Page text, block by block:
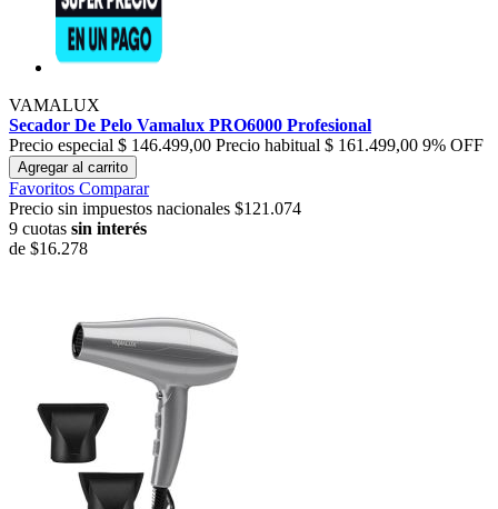
VAMALUX
Secador De Pelo Vamalux PRO6000 Profesional
Precio especial $ 146.499,00 Precio habitual $ 161.499,00 9% OFF
Agregar al carrito
Favoritos Comparar
Precio sin impuestos nacionales $121.074
9 cuotas sin interés
de $16.278